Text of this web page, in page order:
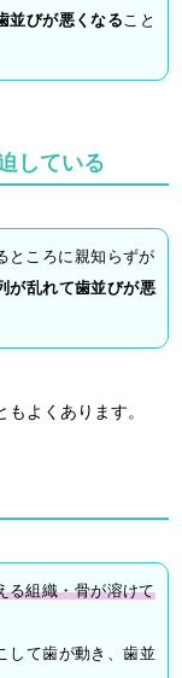
並びが悪くなること
している
ところに親知らずが
が乱れて歯並びが悪
よくあります。
る組織・骨が溶けて
して歯が動き、歯並